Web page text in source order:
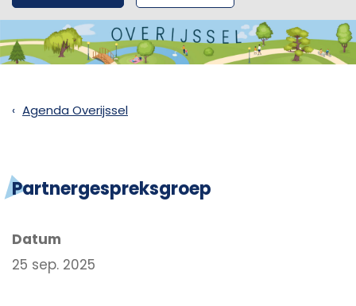
Agenda Overijssel
Partnergespreksgroep
Datum
25 sep. 2025